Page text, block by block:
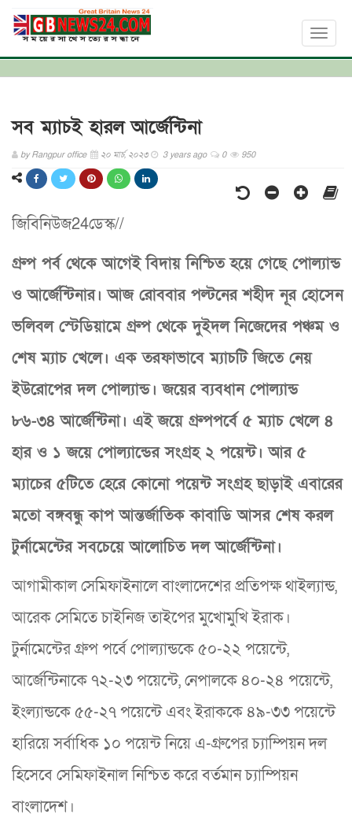
Toggle
সব ম্যাচই হারল আর্জেন্টিনা
byRangpur office ২০ মার্চ, ২০২৩ 3 years ago 0 950
জিবিনিউজ24ডেস্ক//
গ্রুপ পর্ব থেকে আগেই বিদায় নিশ্চিত হয়ে গেছে পোল্যান্ড
ও আর্জেন্টিনার। আজ রোববার পল্টনের শহীদ নূর হোসেন
ভলিবল স্টেডিয়ামে গ্রুপ থেকে দুইদল নিজেদের পঞ্চম ও
শেষ ম্যাচ খেলে। এক তরফাভাবে ম্যাচটি জিতে নেয়
ইউরোপের দল পোল্যান্ড। জয়ের ব্যবধান পোল্যান্ড
৮৬-৩৪ আর্জেন্টিনা। এই জয়ে গ্রুপপর্বে ৫ ম্যাচ খেলে ৪
হার ও ১ জয়ে পোল্যান্ডের সংগ্রহ ২ পয়েন্ট। আর ৫
ম্যাচের ৫টিতে হেরে কোনো পয়েন্ট সংগ্রহ ছাড়াই এবারের
মতো বঙ্গবন্ধু কাপ আন্তর্জাতিক কাবাডি আসর শেষ করল
টুর্নামেন্টের সবচেয়ে আলোচিত দল আর্জেন্টিনা।
আগামীকাল সেমিফাইনালে বাংলাদেশের প্রতিপক্ষ থাইল্যান্ড,
আরেক সেমিতে চাইনিজ তাইপের মুখোমুখি ইরাক।
টুর্নামেন্টের গ্রুপ পর্বে পোল্যান্ডকে ৫০-২২ পয়েন্টে,
আর্জেন্টিনাকে ৭২-২৩ পয়েন্টে, নেপালকে ৪০-২৪ পয়েন্টে,
ইংল্যান্ডকে ৫৫-২৭ পয়েন্টে এবং ইরাককে ৪৯-৩৩ পয়েন্টে
হারিয়ে সর্বাধিক ১০ পয়েন্ট নিয়ে এ-গ্রুপের চ্যাম্পিয়ন দল
হিসেবে সেমিফাইনাল নিশ্চিত করে বর্তমান চ্যাম্পিয়ন
বাংলাদেশ।